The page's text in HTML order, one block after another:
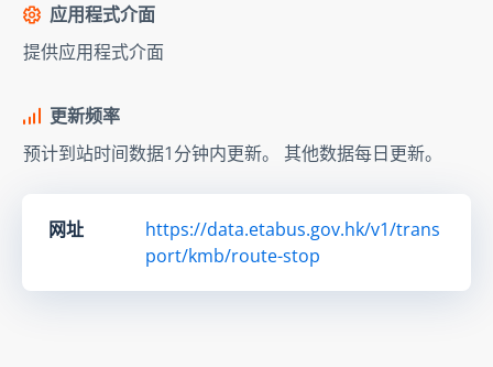
应用程式介面
提供应用程式介面
更新频率
预计到站时间数据1分钟内更新。 其他数据每日更新。
网址
https://data.etabus.gov.hk/v1/trans
port/kmb/route-stop